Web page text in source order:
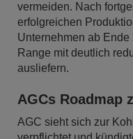
vermeiden. Nach
erfolgreichen
Unternehmen ab
Range mit deutlich
ausliefern.
AGCs Roadmap
AGC sieht sich zur